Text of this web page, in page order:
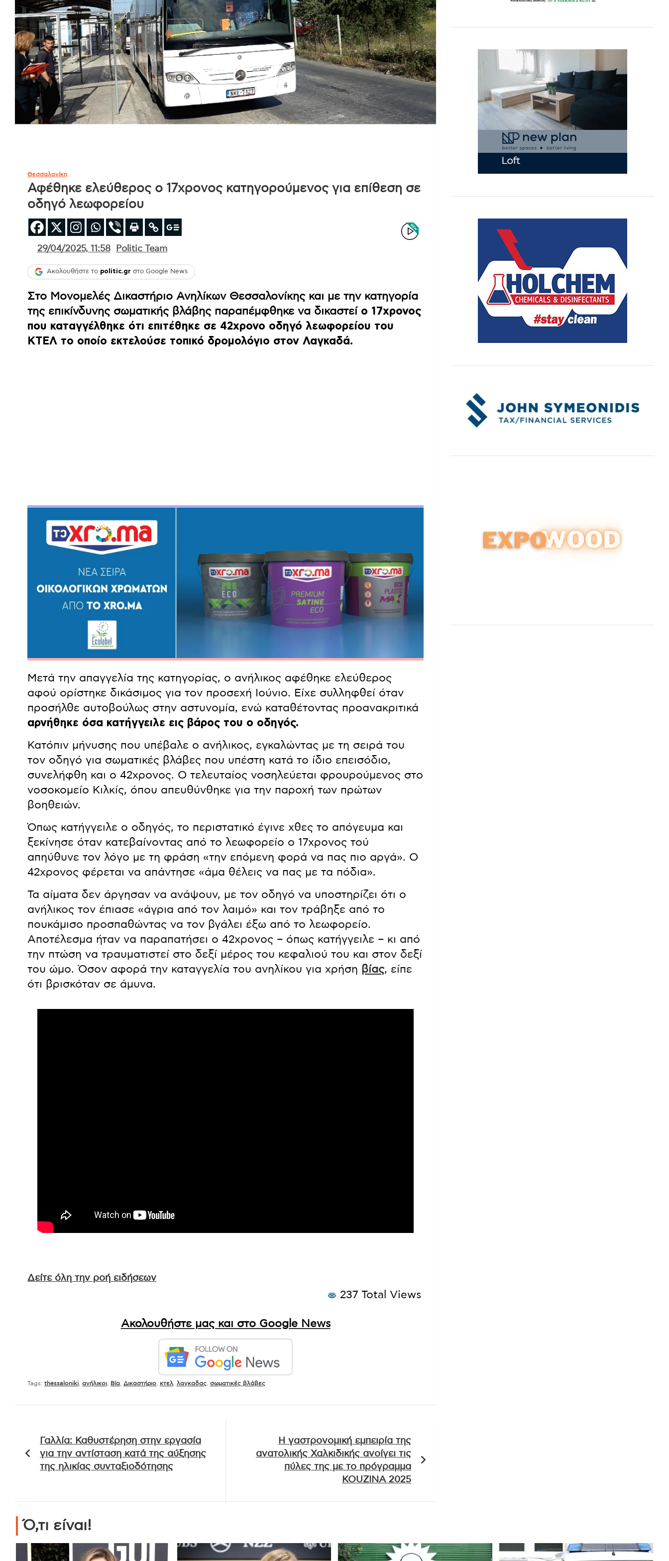
Θεσσαλονίκη
Αφέθηκε ελεύθερος ο 17χρονος κατηγορούμενος για επίθεση σε
οδηγό λεωφορείου
29/04/2025, 11:58 Politic Team
Ακολουθήστε το politic.gr στο Google News
Στο Μονομελές Δικαστήριο Ανηλίκων Θεσσαλονίκης και με την κατηγορία
της επικίνδυνης σωματικής βλάβης παραπέμφθηκε να δικαστεί ο 17χρονος
που καταγγέλθηκε ότι επιτέθηκε σε 42χρονο οδηγό λεωφορείου του
ΚΤΕΛ το οποίο εκτελούσε τοπικό δρομολόγιο στον Λαγκαδά.
Μετά την απαγγελία της κατηγορίας, ο ανήλικος αφέθηκε ελεύθερος
αφού ορίστηκε δικάσιμος για τον προσεχή Ιούνιο. Είχε συλληφθεί όταν
προσήλθε αυτοβούλως στην αστυνομία, ενώ καταθέτοντας προανακριτικά
αρνήθηκε όσα κατήγγειλε εις βάρος του ο οδηγός.
Κατόπιν μήνυσης που υπέβαλε ο ανήλικος, εγκαλώντας με τη σειρά του
τον οδηγό για σωματικές βλάβες που υπέστη κατά το ίδιο επεισόδιο,
συνελήφθη και ο 42χρονος. Ο τελευταίος νοσηλεύεται φρουρούμενος στο
νοσοκομείο Κιλκίς, όπου απευθύνθηκε για την παροχή των πρώτων
βοηθειών.
Όπως κατήγγειλε ο οδηγός, το περιστατικό έγινε χθες το απόγευμα και
ξεκίνησε όταν κατεβαίνοντας από το λεωφορείο ο 17χρονος τού
απηύθυνε τον λόγο με τη φράση «την επόμενη φορά να πας πιο αργά». Ο
42χρονος φέρεται να απάντησε «άμα θέλεις να πας με τα πόδια».
Τα αίματα δεν άργησαν να ανάψουν, με τον οδηγό να υποστηρίζει ότι ο
ανήλικος τον έπιασε «άγρια από τον λαιμό» και τον τράβηξε από το
πουκάμισο προσπαθώντας να τον βγάλει έξω από το λεωφορείο.
Αποτέλεσμα ήταν να παραπατήσει ο 42χρονος – όπως κατήγγειλε – κι από
την πτώση να τραυματιστεί στο δεξί μέρος του κεφαλιού του και στον δεξί
του ώμο. Όσον αφορά την καταγγελία του ανηλίκου για χρήση βίας, είπε
ότι βρισκόταν σε άμυνα.
Δείτε όλη την ροή ειδήσεων
237 Total Views
Ακολουθήστε μας και στο Google News
Tags: thessaloniki ανήλικοι Βία Δικαστήριο κτελ λαγκαδας σωματικές βλάβες
άρθρων
Γαλλία: Καθυστέρηση στην εργασία
για την αντίσταση κατά της αύξησης
της ηλικίας συνταξιοδότησης
Η γαστρονομική εμπειρία της
ανατολικής Χαλκιδικής ανοίγει τις
πύλες της με το πρόγραμμα
KOUZINA 2025
Ό,τι είναι!